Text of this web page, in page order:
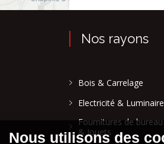
Nos rayons
Bois & Carrelage
Electricité & Luminaire
Fournitures de bureau
& Jouets